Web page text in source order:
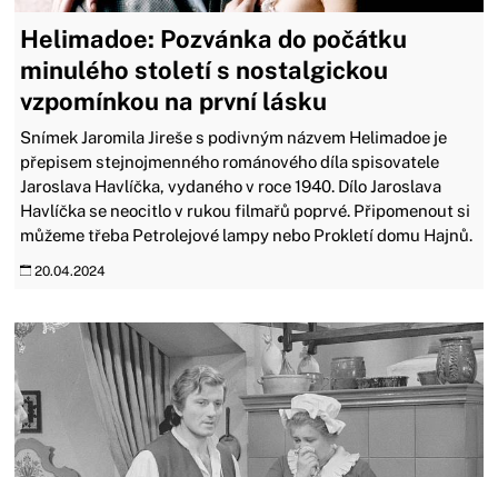
Helimadoe: Pozvánka do počátku
minulého století s nostalgickou
vzpomínkou na první lásku
Snímek Jaromila Jireše s podivným názvem Helimadoe je
přepisem stejnojmenného románového díla spisovatele
Jaroslava Havlíčka, vydaného v roce 1940. Dílo Jaroslava
Havlíčka se neocitlo v rukou filmařů poprvé. Připomenout si
můžeme třeba Petrolejové lampy nebo Prokletí domu Hajnů.
20.04.2024